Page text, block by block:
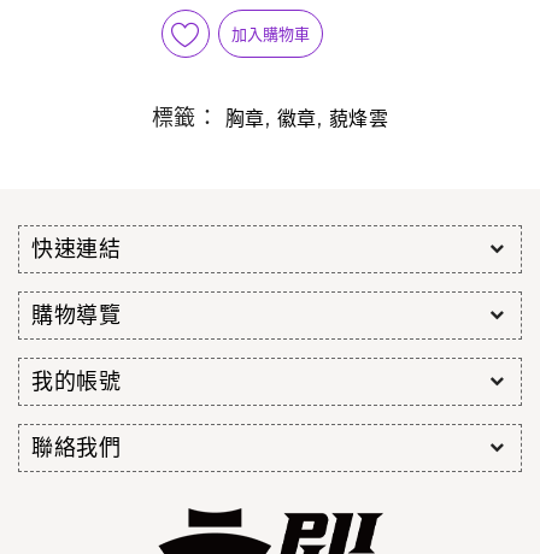
加入購物車
標籤： 胸章, 徽章, 藐烽雲
快速連結
購物導覽
我的帳號
聯絡我們